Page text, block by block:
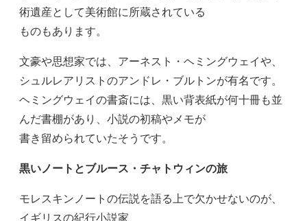
術遺産として美術館に所蔵されている
ものもあります。
文豪や思想家では、アーネスト・ヘミングウェイや、
シュルレアリストのアンドレ・ブルトンが有名です。
ヘミングウェイの書斎には、黒い背表紙が何十冊も並
んだ書棚があり、小説の初稿やメモが
書き留められていたそうです。
黒いノートとブルース・チャトウィンの旅
モレスキンノートの伝説を語る上で欠かせないのが、
イギリスの紀行小説家